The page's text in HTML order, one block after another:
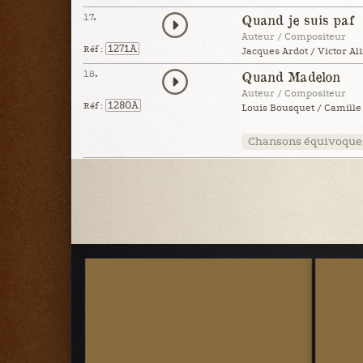
17.
Réf : 1271A
Quand je suis paf
Auteur / Compositeur
Jacques Ardot / Victor
18.
Réf : 1280A
Quand Madelon
Auteur / Compositeur
Louis Bousquet / Camille
Chansons